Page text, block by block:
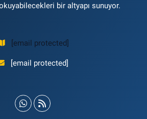
bir altyapı sunuyor.
[email protected]
[email protected]